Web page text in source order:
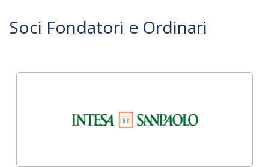
Soci Fondatori e Ordinari